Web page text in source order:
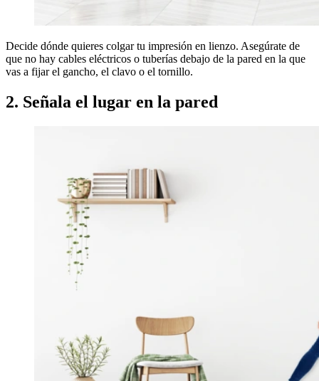
Decide dónde quieres colgar tu impresión en lienzo. Asegúrate de
que no hay cables eléctricos o tuberías debajo de la pared en la que
vas a fijar el gancho, el clavo o el tornillo.
2. Señala el lugar en la pared